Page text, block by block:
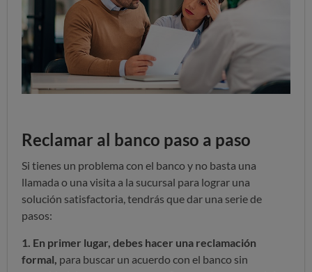
Reclamar al banco paso a paso
Si tienes un problema con el banco y no basta una
llamada o una visita a la sucursal para lograr una
solución satisfactoria, tendrás que dar una serie de
pasos:
1. En primer lugar, debes hacer una reclamación
formal, para buscar un acuerdo con el banco sin